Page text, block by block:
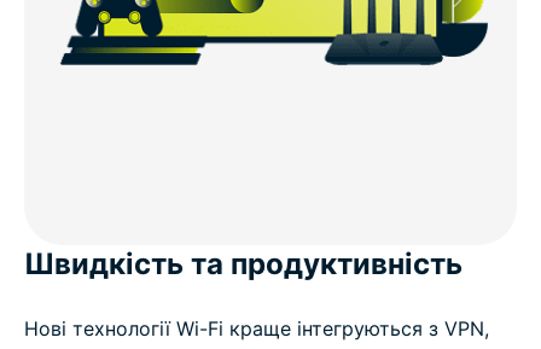
Швидкість та продуктивність
Нові технології Wi-Fi краще інтегруються з VPN,